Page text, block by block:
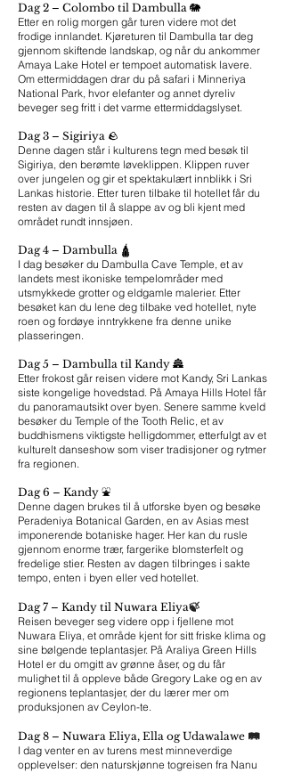
Dag 2 – Colombo til Dambulla 🐘
Etter en rolig morgen går turen videre mot det
frodige innlandet. Kjøreturen til Dambulla tar deg
gjennom skiftende landskap, og når du ankommer
Amaya Lake Hotel er tempoet automatisk lavere.
Om ettermiddagen drar du på safari i Minneriya
National Park, hvor elefanter og annet dyreliv
beveger seg fritt i det varme ettermiddagslyset.
Dag 3 – Sigiriya 🪨
Denne dagen står i kulturens tegn med besøk til
Sigiriya, den berømte løveklippen. Klippen ruver
over jungelen og gir et spektakulært innblikk i Sri
Lankas historie. Etter turen tilbake til hotellet får du
resten av dagen til å slappe av og bli kjent med
området rundt innsjøen.
Dag 4 – Dambulla 🛕
I dag besøker du Dambulla Cave Temple, et av
landets mest ikoniske tempelområder med
utsmykkede grotter og eldgamle malerier. Etter
besøket kan du lene deg tilbake ved hotellet, nyte
roen og fordøye inntrykkene fra denne unike
plasseringen.
Dag 5 – Dambulla til Kandy 🏯
Etter frokost går reisen videre mot Kandy, Sri Lankas
siste kongelige hovedstad. På Amaya Hills Hotel får
du panoramautsikt over byen. Senere samme kveld
besøker du Temple of the Tooth Relic, et av
buddhismens viktigste helligdommer, etterfulgt av et
kulturelt danseshow som viser tradisjoner og rytmer
fra regionen.
Dag 6 – Kandy ⛲️
Denne dagen brukes til å utforske byen og besøke
Peradeniya Botanical Garden, en av Asias mest
imponerende botaniske hager. Her kan du rusle
gjennom enorme trær, fargerike blomsterfelt og
fredelige stier. Resten av dagen tilbringes i sakte
tempo, enten i byen eller ved hotellet.
Dag 7 – Kandy til Nuwara Eliya🍃
Reisen beveger seg videre opp i fjellene mot
Nuwara Eliya, et område kjent for sitt friske klima og
sine bølgende teplantasjer. På Araliya Green Hills
Hotel er du omgitt av grønne åser, og du får
mulighet til å oppleve både Gregory Lake og en av
regionens teplantasjer, der du lærer mer om
produksjonen av Ceylon-te.
Dag 8 – Nuwara Eliya, Ella og Udawalawe 🛤️
I dag venter en av turens mest minneverdige
opplevelser: den naturskjønne togreisen fra Nanu